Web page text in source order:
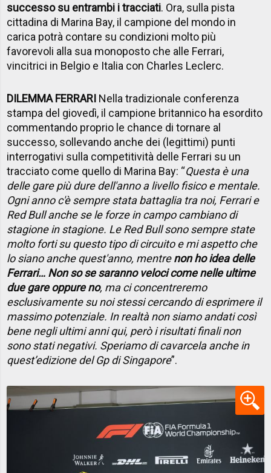
successo su entrambi i tracciati. Ora, sulla pista
cittadina di Marina Bay, il campione del mondo in
carica potrà contare su condizioni molto più
favorevoli alla sua monoposto che alle Ferrari,
vincitrici in Belgio e Italia con Charles Leclerc.
DILEMMA FERRARI Nella tradizionale conferenza
stampa del giovedì, il campione britannico ha esordito
commentando proprio le chance di tornare al
successo, sollevando anche dei (legittimi) punti
interrogativi sulla competitività delle Ferrari su un
tracciato come quello di Marina Bay: “Questa è una
delle gare più dure dell'anno a livello fisico e mentale.
Ogni anno c'è sempre stata battaglia tra noi, Ferrari e
Red Bull anche se le forze in campo cambiano di
stagione in stagione. Le Red Bull sono sempre state
molto forti su questo tipo di circuito e mi aspetto che
lo siano anche quest'anno, mentrenon ho idea delle
Ferrari… Non so se saranno veloci come nelle ultime
due gare oppure no, ma ci concentreremo
esclusivamente su noi stessi cercando di esprimere il
massimo potenziale. In realtà non siamo andati così
bene negli ultimi anni qui, però i risultati finali non
sono stati negativi. Speriamo di cavarcela anche in
quest’edizione del Gp di Singapore”.